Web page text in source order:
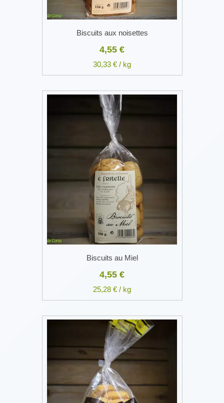
Biscuits aux noisettes
4,55 €
30,33 € / kg
Biscuits au Miel
4,55 €
25,28 € / kg